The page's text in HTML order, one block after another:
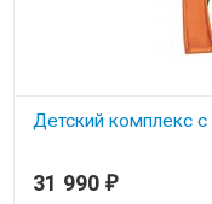
Детский комплекс
31 990 ₽